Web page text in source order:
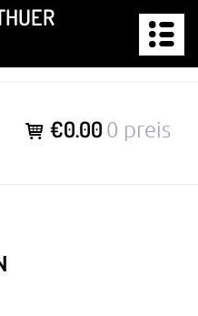
€0.00 0 preis